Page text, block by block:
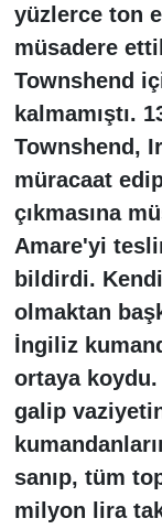
yüzlerce ton
müsadere
Townshend
kalmamıştı.
Townshend,
müracaat
çıkmasına
Amare'yi
bildirdi.
olmaktan
İngiliz
ortaya
galip
sanıp, tüm
milyon lira